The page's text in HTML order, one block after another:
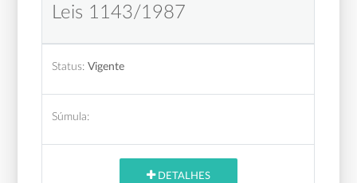
Leis 1143/1987
Status: Vigente
Súmula:
DETALHES